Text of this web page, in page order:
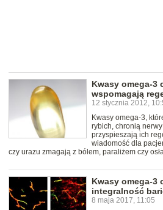
Kwasy omega-3
wspomagają
12 stycznia 2012,
Kwasy omega-3,
rybich, chronią
przyspieszają ich
wiadomość dla
czy urazu zmagają z bólem, paraliżem czy
Kwasy omega-3
integralność
8 maja 2017, 11:05